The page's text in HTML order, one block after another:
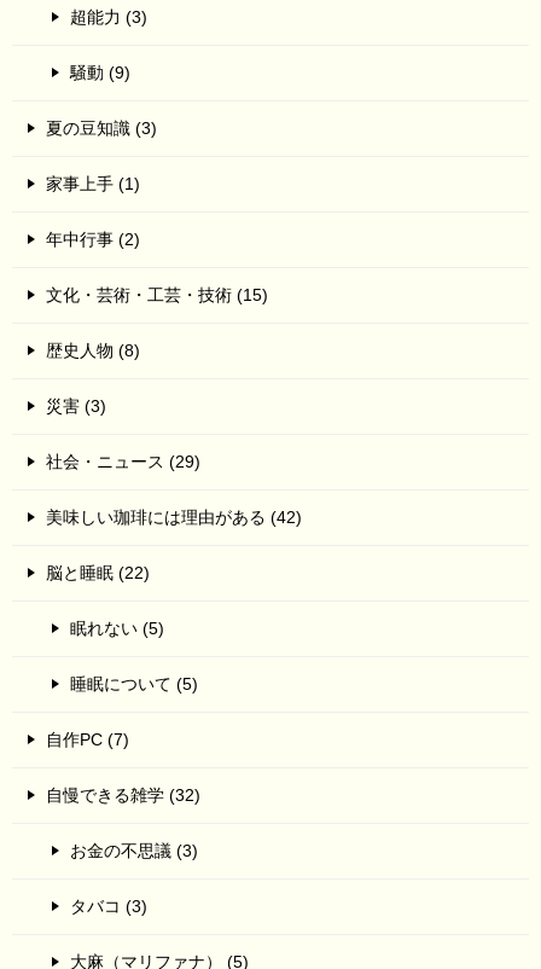
超能力 (3)
騒動 (9)
夏の豆知識 (3)
家事上手 (1)
年中行事 (2)
文化・芸術・工芸・技術 (15)
歴史人物 (8)
災害 (3)
社会・ニュース (29)
美味しい珈琲には理由がある (42)
脳と睡眠 (22)
眠れない (5)
睡眠について (5)
自作PC (7)
自慢できる雑学 (32)
お金の不思議 (3)
タバコ (3)
大麻（マリファナ） (5)